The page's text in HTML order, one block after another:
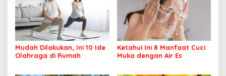
Mudah Dilakukan, Ini 10 Ide
Olahraga di Rumah
Ketahui Ini 8 Manfaat Cuci
Muka dengan Air Es